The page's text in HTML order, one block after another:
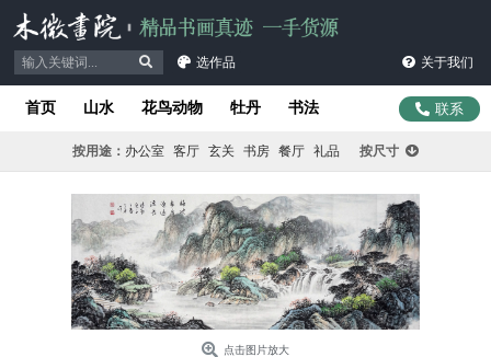
选作品 关于我们
首页 山水 花鸟动物 牡丹 书法 联系
按用途： 办公室 客厅 玄关 书房 餐厅 礼品 按尺寸
点击图片放大